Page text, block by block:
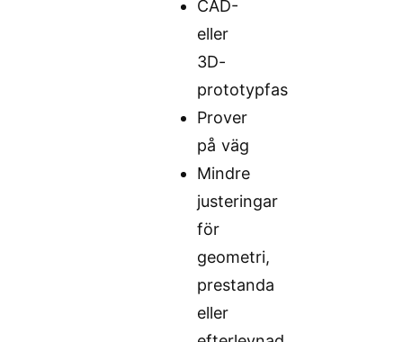
CAD-
eller
3D-
prototypfas
Prover
på väg
Mindre
justeringar
för
geometri,
prestanda
eller